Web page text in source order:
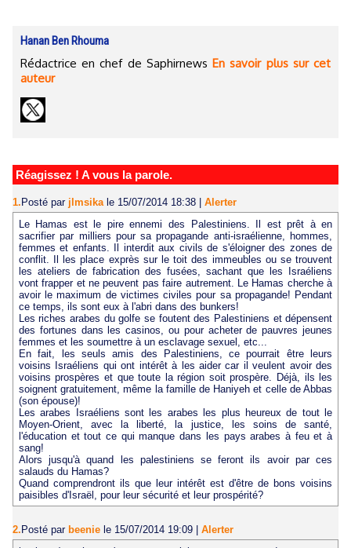
Hanan Ben Rhouma
Rédactrice en chef de SaphirnewsEn savoir plus sur cet
auteur
Réagissez ! A vous la parole.
1. Posté par jlmsika le 15/07/2014 18:38
Alerter
Le Hamas est le pire ennemi des Palestiniens. Il est prêt à en
sacrifier par milliers pour sa propagande anti-israélienne, hommes,
femmes et enfants. Il interdit aux civils de s'éloigner des zones de
conflit. Il les place exprès sur le toit des immeubles ou se trouvent
les ateliers de fabrication des fusées, sachant que les Israéliens
vont frapper et ne peuvent pas faire autrement. Le Hamas cherche à
avoir le maximum de victimes civiles pour sa propagande! Pendant
ce temps, ils sont eux à l'abri dans des bunkers!
Les riches arabes du golfe se foutent des Palestiniens et dépensent
des fortunes dans les casinos, ou pour acheter de pauvres jeunes
femmes et les soumettre à un esclavage sexuel, etc...
En fait, les seuls amis des Palestiniens, ce pourrait être leurs
voisins Israéliens qui ont intérêt à les aider car il veulent avoir des
voisins prospères et que toute la région soit prospère. Déjà, ils les
soignent gratuitement, même la famille de Haniyeh et celle de Abbas
(son épouse)!
Les arabes Israéliens sont les arabes les plus heureux de tout le
Moyen-Orient, avec la liberté, la justice, les soins de santé,
l'éducation et tout ce qui manque dans les pays arabes à feu et à
sang!
Alors jusqu'à quand les palestiniens se feront ils avoir par ces
salauds du Hamas?
Quand comprendront ils que leur intérêt est d'être de bons voisins
paisibles d'Israël, pour leur sécurité et leur prospérité?
2. Posté par beenie le 15/07/2014 19:09
Alerter